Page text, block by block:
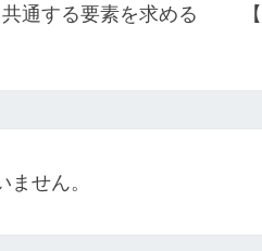
共通する要素を求める
せん。